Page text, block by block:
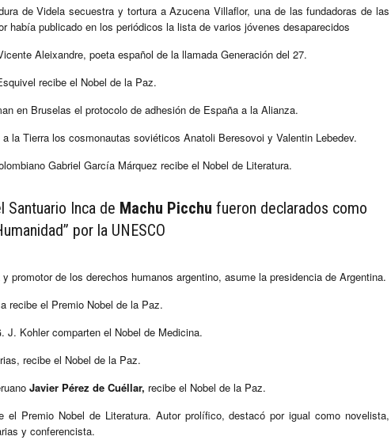
de Videla secuestra y tortura a Azucena Villaflor, una de las fundadoras de las
había publicado en los periódicos la lista de varios jóvenes desaparecidos
Aleixandre, poeta español de la llamada Generación del 27.
recibe el Nobel de la Paz.
en Bruselas el protocolo de adhesión de España a la Alianza.
la Tierra los cosmonautas soviéticos Anatoli Beresovoi y Valentin Lebedev.
Gabriel García Márquez recibe el Nobel de Literatura.
Santuario Inca de Machu Picchu fueron declarados como
por la UNESCO
promotor de los derechos humanos argentino, asume la presidencia de Argentina.
recibe el Premio Nobel de la Paz.
J. Kohler comparten el Nobel de Medicina.
recibe el Nobel de la Paz.
Javier Pérez de Cuéllar, recibe el Nobel de la Paz.
el Premio Nobel de Literatura. Autor prolífico, destacó por igual como novelista,
y conferencista.